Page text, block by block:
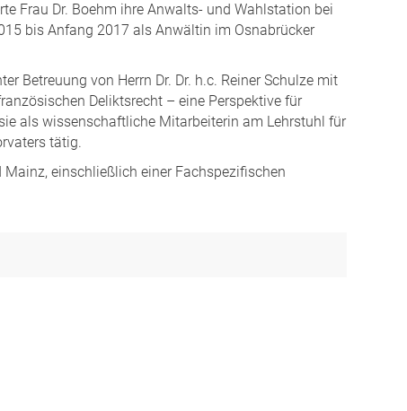
Frau Dr. Boehm ihre Anwalts- und Wahlstation bei
bis Anfang 2017 als Anwältin im Osnabrücker
Betreuung von Herrn Dr. Dr. h.c. Reiner Schulze mit
Deliktsrecht – eine Perspektive für
als wissenschaftliche Mitarbeiterin am Lehrstuhl für
tätig.
einschließlich einer Fachspezifischen